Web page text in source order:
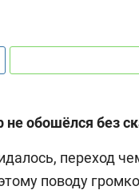
не обошёлся без
переход
поводу